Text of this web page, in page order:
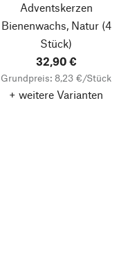
Adventskerzen
Bienenwachs, Natur(4
Stück)
32,90 €
Grundpreis: 8,23 €/Stück
+ weitere Varianten